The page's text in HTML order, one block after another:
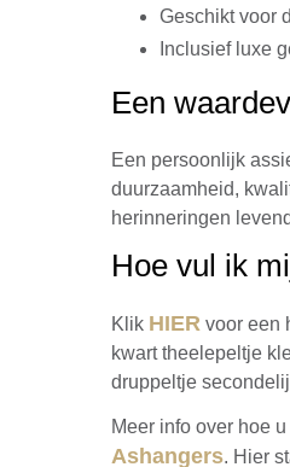
Geschikt voor
Inclusief luxe
Een
Een persoonlijk
duurzaamheid,
herinneringen
Hoe vul ik
Klik HIER voor een
kwart theelepeltje
druppeltje
Meer info over hoe
Ashangers. Hier